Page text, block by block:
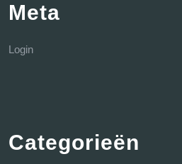
Meta
Login
Categorieën